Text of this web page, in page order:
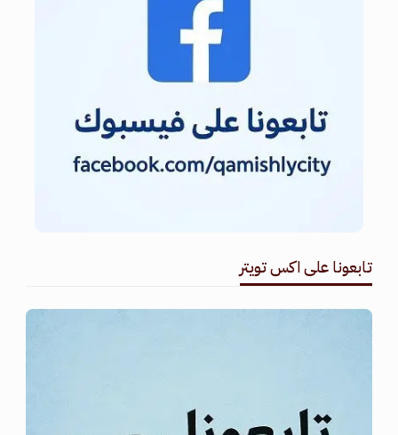
تابعونا على اكس تويتر